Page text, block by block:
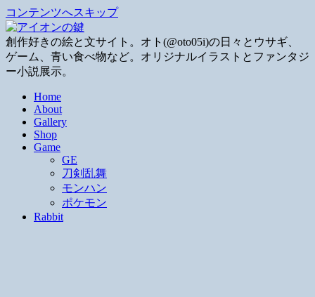
コンテンツへスキップ
創作好きの絵と文サイト。オト(@oto05i)の日々とウサギ、
ゲーム、青い食べ物など。オリジナルイラストとファンタジ
ー小説展示。
Home
About
Gallery
Shop
Game
GE
刀剣乱舞
モンハン
ポケモン
Rabbit